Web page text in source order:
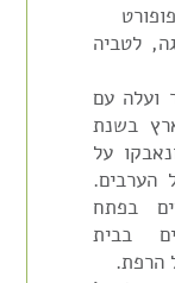
לטביה
ועלה עם
בשנת
על
הערבים.
בפתח
בבית
הרפת.